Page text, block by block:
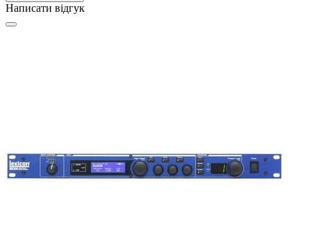
Написати відгук